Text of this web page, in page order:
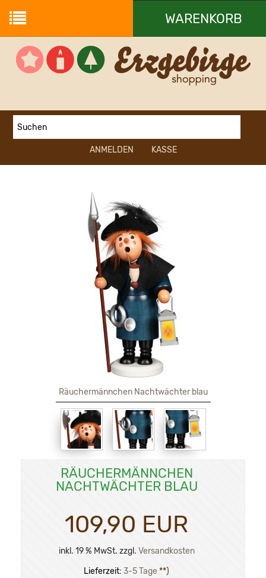
WARENKORB
Ihr Warenkorb ist leer.
ANMELDEN KASSE
Räuchermännchen Nachtwächter blau
RÄUCHERMÄNNCHEN
NACHTWÄCHTER BLAU
109,90 EUR
inkl. 19 % MwSt. zzgl. Versandkosten
Lieferzeit: 3-5 Tage**)